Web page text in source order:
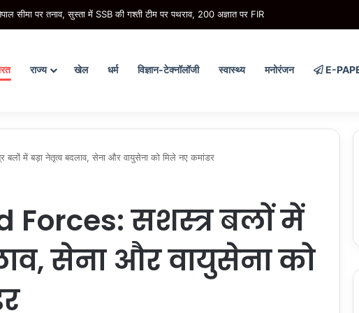
सीमा पर तनाव, सुस्ता में SSB की गश्ती टीम पर पथराव, 200 अज्ञात पर FIR
राज्य खेल धर्म विज्ञान-टेक्नॉलॉजी स्वास्थ्य मनोरंजन E-
में बड़ा नेतृत्व बदलाव, सेना और वायुसेना को मिले नए कमांडर
Forces: सशस्त्र बलों में
सेना और वायुसेना को